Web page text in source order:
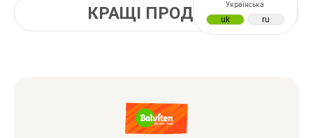
Українська
КРАЩІ ПРОДАЖІ